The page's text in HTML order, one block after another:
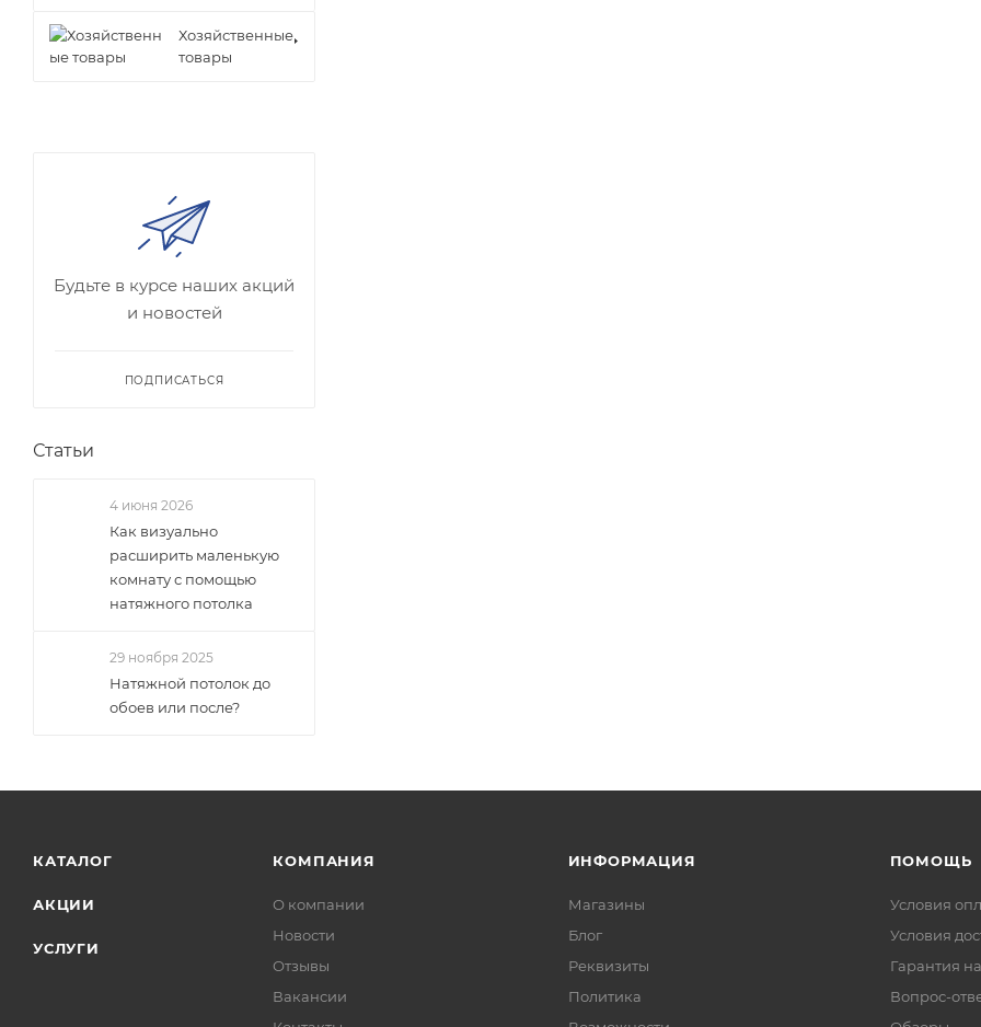
Хозяйственные
товары
Будьте в курсе наших акций
и новостей
ПОДПИСАТЬСЯ
Статьи
4 июня 2026
Как визуально
расширить маленькую
комнату с помощью
натяжного потолка
29 ноября 2025
Натяжной потолок до
обоев или после?
КАТАЛОГ
АКЦИИ
УСЛУГИ
КОМПАНИЯ
О компании
Новости
Отзывы
Вакансии
ИНФОРМАЦИЯ
Магазины
Блог
Реквизиты
Политика
ПОМОЩЬ
Условия
Условия
Гарантия
Вопрос-